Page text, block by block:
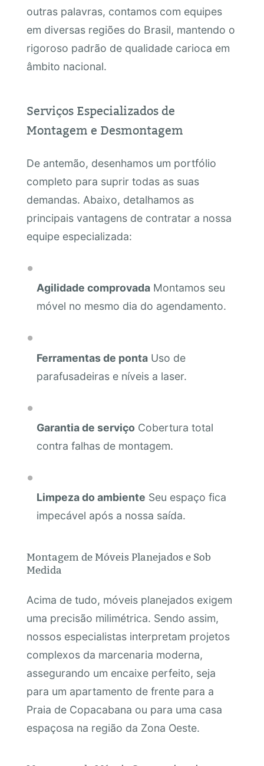
outras palavras, contamos com equipes
em diversas regiões do Brasil, mantendo o
rigoroso padrão de qualidade carioca em
âmbito nacional.
Serviços Especializados de
Montagem e Desmontagem
De antemão, desenhamos um portfólio
completo para suprir todas as suas
demandas. Abaixo, detalhamos as
principais vantagens de contratar a nossa
equipe especializada:
Agilidade comprovadaMontamos seu
móvel no mesmo dia do agendamento.
Ferramentas de pontaUso de
parafusadeiras e níveis a laser.
Garantia de serviço Cobertura total
contra falhas de montagem.
Limpeza do ambiente Seu espaço fica
impecável após a nossa saída.
Montagem de Móveis Planejados e Sob
Medida
Acima de tudo, móveis planejados exigem
uma precisão milimétrica. Sendo assim,
nossos especialistas interpretam projetos
complexos da marcenaria moderna,
assegurando um encaixe perfeito, seja
para um apartamento de frente para a
Praia de Copacabana ou para uma casa
espaçosa na região da Zona Oeste.